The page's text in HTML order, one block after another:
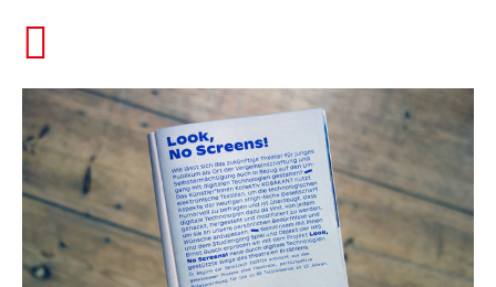
zum
Seiteninhalt